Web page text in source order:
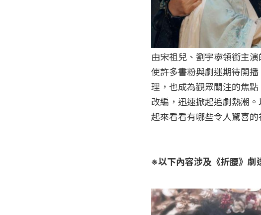
由宋祖兒、劉宇寧領銜主
使許多書粉與劇迷期待開
理，也成為觀眾關注的焦
改編，迅速掀起追劇熱潮
起來看看有哪些令人驚喜的
※以下內容涉及《折腰》劇